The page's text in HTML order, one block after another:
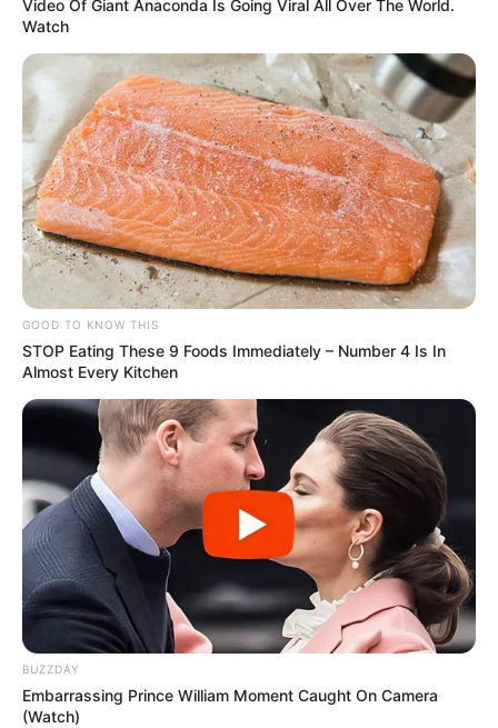
Video Of Giant Anaconda Is Going Viral All Over The World.
Watch
GOOD TO KNOW THIS
STOP Eating These 9 Foods Immediately – Number 4 Is In
Almost Every Kitchen
BUZZDAY
Embarrassing Prince William Moment Caught On Camera
(Watch)